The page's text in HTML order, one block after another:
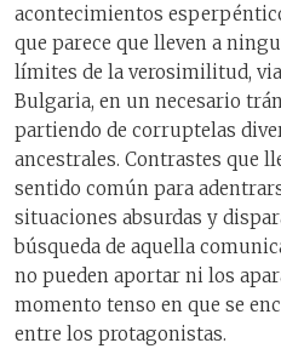
acontecimientos
que parece que lleven a
límites de la verosimilitud,
Bulgaria, en un necesario
partiendo de corruptelas
ancestrales. Contrastes que
sentido común para
situaciones absurdas y
búsqueda de aquella
no pueden aportar ni los
momento tenso en que se
entre los protagonistas.